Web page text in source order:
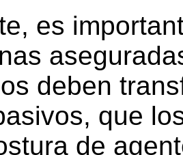
es
deben
que
de